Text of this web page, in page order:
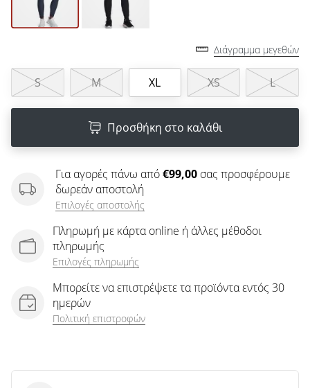
Εμφάνιση
Διάγραμμα μεγεθών
S M XL XS L
Προσθήκη στο καλάθι
Για αγορές πάνω από€99,00 σας προσφέρουμε
δωρεάν αποστολή
Επιλογές αποστολής
Πληρωμή με κάρτα online ή άλλες μέθοδοι
πληρωμής
Επιλογές πληρωμής
Μπορείτε να επιστρέψετε τα προϊόντα εντός 30
ημερών
Πολιτική επιστροφών